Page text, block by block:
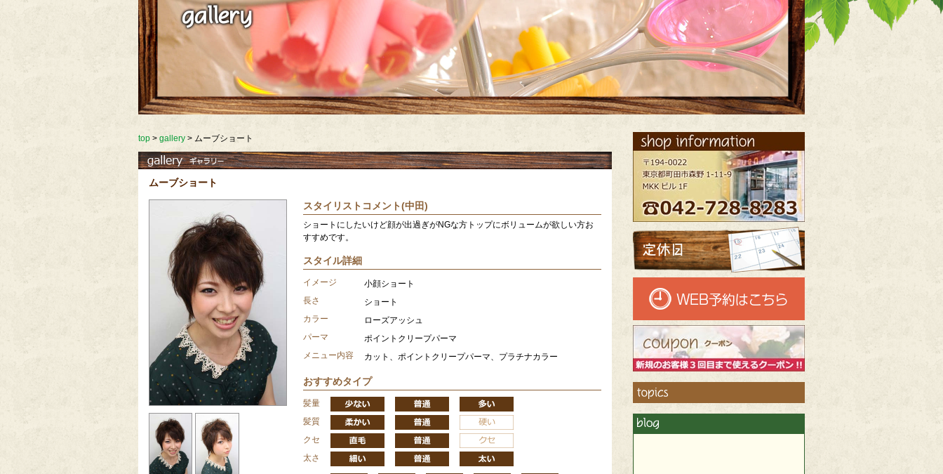
top > gallery > ムーブショート
ムーブショート
スタイリストコメント(中田)
ショートにしたいけど顔が出過ぎがNGな方トップにボリュームが欲しい方お
すすめです。
スタイル詳細
イメージ
小顔ショート
長さ
ショート
カラー
ローズアッシュ
パーマ
ポイントクリープパーマ
メニュー内容
カット、ポイントクリープパーマ、プラチナカラー
おすすめタイプ
髪量
髪質
クセ
太さ